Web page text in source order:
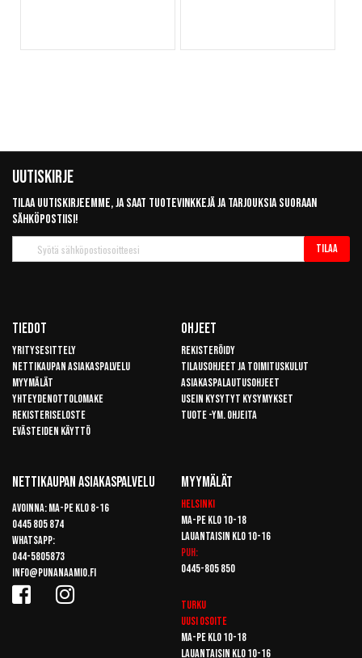
Uutiskirje
Tilaa uutiskirjeemme, ja saat tuotevinkkejä ja tarjouksia suoraan
sähköpostiisi!
uutiskirje
Tilaa
Tiedot
Yritysesittely
Nettikaupan asiakaspalvelu
Myymälät
Yhteydenottolomake
Rekisteriseloste
Evästeiden käyttö
Ohjeet
Rekisteröidy
Tilausohjeet ja toimituskulut
Asiakaspalautusohjeet
Usein kysytyt kysymykset
Tuote -ym. ohjeita
Nettikaupan Asiakaspalvelu
Avoinna: Ma-pe klo 8-16
0445 805 874
Whatsapp:
044-5805873
info@punanaamio.fi
Myymälät
Helsinki
Ma-pe klo 10-18
Lauantaisin klo 10-16
Puh:
0445-805 850
Turku
Uusi osoite
Ma-pe klo 10-18
Lauantaisin klo 10-16